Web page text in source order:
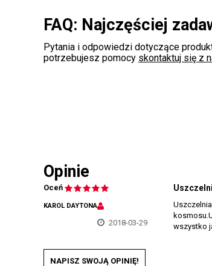
FAQ: Najczęściej
Pytania i odpowiedzi dotyczące
potrzebujesz pomocy skontaktuj się z
Opinie
Oceń
KAROL DAYTONA
2018-03-29
wszystko
NAPISZ SWOJĄ OPINIĘ!